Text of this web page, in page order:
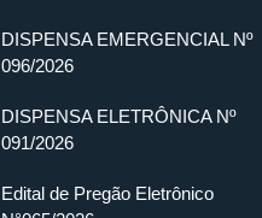
DISPENSA EMERGENCIAL Nº
096/2026
DISPENSA ELETRÔNICA Nº
091/2026
Edital de Pregão Eletrônico